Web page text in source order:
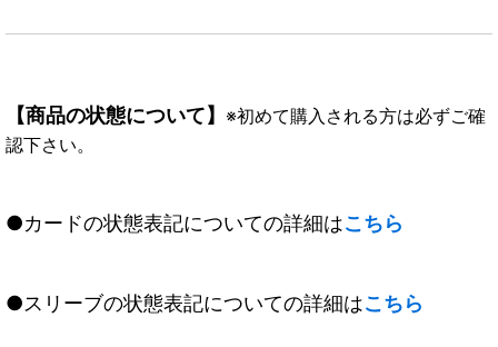
【商品の状態について】 ※初めて購入される方は必ずご確
認下さい。
●カードの状態表記についての詳細はこちら
●スリーブの状態表記についての詳細はこちら